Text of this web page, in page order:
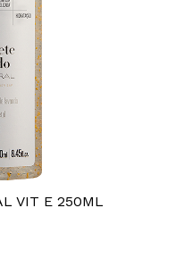
VIT E 250ML